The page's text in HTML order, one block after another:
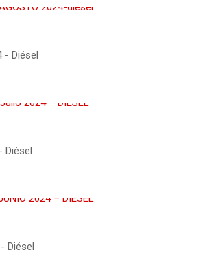
- Diésel
Diésel
Diésel